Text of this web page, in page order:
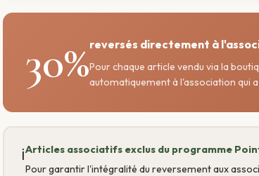
30%reversés directement à
Pour chaque article vendu via la
automatiquement à l'association qui
ℹ️Articles associatifs exclus du programme
Pour garantir l'intégralité du reversement aux